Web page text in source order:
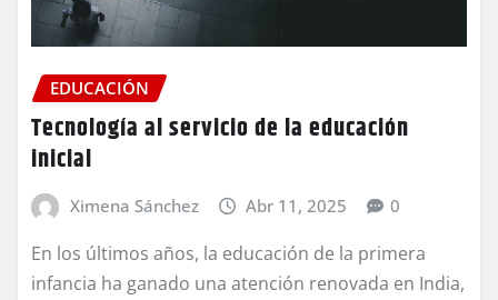
EDUCACIÓN
Tecnología al servicio de la educación
inicial
Ximena Sánchez Abr 11, 2025 0
En los últimos años, la educación de la primera
infancia ha ganado una atención renovada en India,